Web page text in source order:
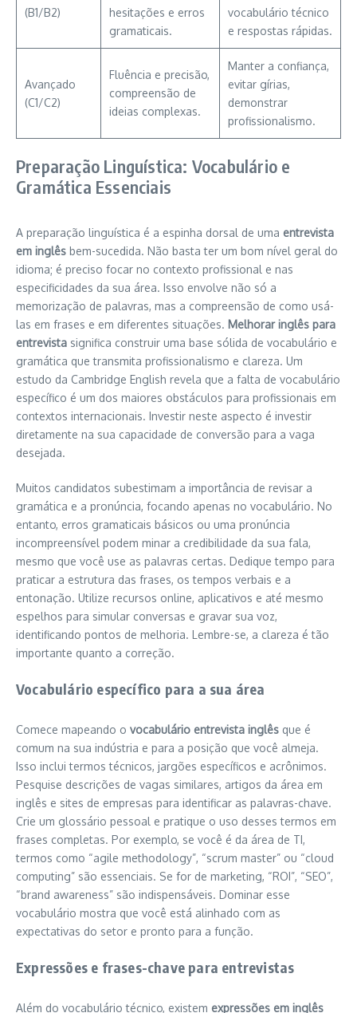
(B1/B2)
hesitações e erros
gramaticais.
vocabulário técnico
e respostas rápidas.
Avançado
(C1/C2)
Fluência e precisão,
compreensão de
ideias complexas.
Manter a confiança,
evitar gírias,
demonstrar
profissionalismo.
Preparação Linguística: Vocabulário e
Gramática Essenciais
A preparação linguística é a espinha dorsal de uma entrevista
em inglês bem-sucedida. Não basta ter um bom nível geral do
idioma; é preciso focar no contexto profissional e nas
especificidades da sua área. Isso envolve não só a
memorização de palavras, mas a compreensão de como usá-
las em frases e em diferentes situações. Melhorar inglês para
entrevista significa construir uma base sólida de vocabulário e
gramática que transmita profissionalismo e clareza. Um
estudo da Cambridge English revela que a falta de vocabulário
específico é um dos maiores obstáculos para profissionais em
contextos internacionais. Investir neste aspecto é investir
diretamente na sua capacidade de conversão para a vaga
desejada.
Muitos candidatos subestimam a importância de revisar a
gramática e a pronúncia, focando apenas no vocabulário. No
entanto, erros gramaticais básicos ou uma pronúncia
incompreensível podem minar a credibilidade da sua fala,
mesmo que você use as palavras certas. Dedique tempo para
praticar a estrutura das frases, os tempos verbais e a
entonação. Utilize recursos online, aplicativos e até mesmo
espelhos para simular conversas e gravar sua voz,
identificando pontos de melhoria. Lembre-se, a clareza é tão
importante quanto a correção.
Vocabulário específico para a sua área
Comece mapeando o vocabulário entrevista inglês que é
comum na sua indústria e para a posição que você almeja.
Isso inclui termos técnicos, jargões específicos e acrônimos.
Pesquise descrições de vagas similares, artigos da área em
inglês e sites de empresas para identificar as palavras-chave.
Crie um glossário pessoal e pratique o uso desses termos em
frases completas. Por exemplo, se você é da área de TI,
termos como “agile methodology”, “scrum master” ou “cloud
computing” são essenciais. Se for de marketing, “ROI”, “SEO”,
“brand awareness” são indispensáveis. Dominar esse
vocabulário mostra que você está alinhado com as
expectativas do setor e pronto para a função.
Expressões e frases-chave para entrevistas
Além do vocabulário técnico, existem expressões em inglês